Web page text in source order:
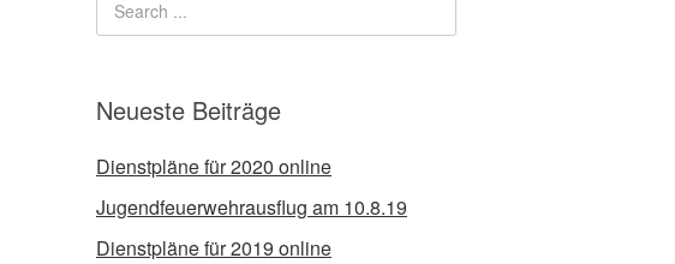
Neueste Beiträge
Dienstpläne für 2020 online
Jugendfeuerwehrausflug am 10.8.19
Dienstpläne für 2019 online